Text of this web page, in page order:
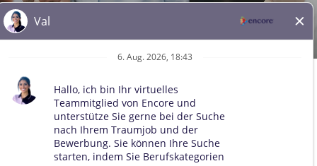
© 2026 Alle Rechte vorbehalten. Alle Marken Dritter bleiben
Eigentum der jeweiligen Inhaber. Alle qualifizierten Bewerber
werden ohne Rücksicht auf Rasse, Hautfarbe, Geschlecht, sexuelle
Orientierung, Geschlechtsidentität, Religion, nationale Herkunft,